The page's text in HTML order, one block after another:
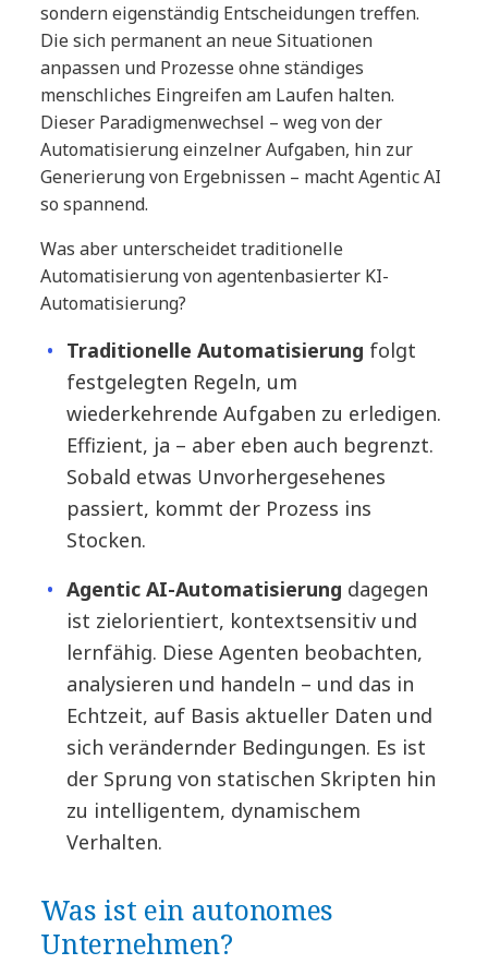
sondern eigenständig Entscheidungen treffen.
Die sich permanent an neue Situationen
anpassen und Prozesse ohne ständiges
menschliches Eingreifen am Laufen halten.
Dieser Paradigmenwechsel – weg von der
Automatisierung einzelner Aufgaben, hin zur
Generierung von Ergebnissen – macht Agentic AI
so spannend.
Was aber unterscheidet traditionelle
Automatisierung von agentenbasierter KI-
Automatisierung?
Traditionelle Automatisierung folgt
festgelegten Regeln, um
wiederkehrende Aufgaben zu erledigen.
Effizient, ja – aber eben auch begrenzt.
Sobald etwas Unvorhergesehenes
passiert, kommt der Prozess ins
Stocken.
Agentic AI-Automatisierung dagegen
ist zielorientiert, kontextsensitiv und
lernfähig. Diese Agenten beobachten,
analysieren und handeln – und das in
Echtzeit, auf Basis aktueller Daten und
sich verändernder Bedingungen. Es ist
der Sprung von statischen Skripten hin
zu intelligentem, dynamischem
Verhalten.
Was ist ein autonomes
Unternehmen?